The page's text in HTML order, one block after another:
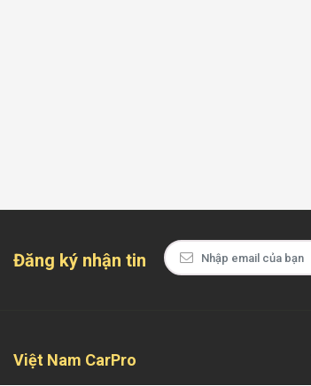
Đăng ký nhận tin
Việt Nam CarPro